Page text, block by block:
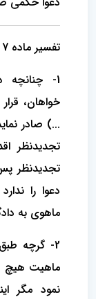
تفسیر ماده 7 قانون آیین دادرسی مدنی:
1-
خواهان،
...) صادر
تجدیدنظر
تجدیدنظر
دعوا را
ماهوی به
ماهیت هیچ
نمود مگر